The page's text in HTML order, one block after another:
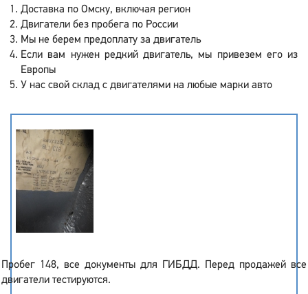
Доставка по Омску, включая регион
Двигатели без пробега по России
Мы не берем предоплату за двигатель
Если вам нужен редкий двигатель, мы привезем его из
Европы
У нас свой склад с двигателями на любые марки авто
Пробег 148, все документы для ГИБДД. Перед продажей все
двигатели тестируются.